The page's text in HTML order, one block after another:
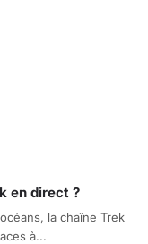
en direct ?
la chaîne Trek
à...